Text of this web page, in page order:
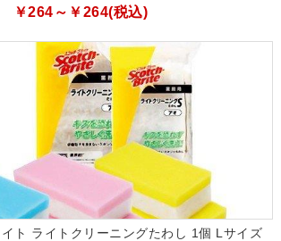
￥264～￥264(税込)
ト ライトクリーニングたわし 1個 Lサイズ